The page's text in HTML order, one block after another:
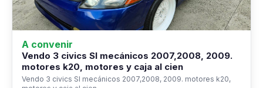
A convenir
Vendo 3 civics SI mecánicos 2007,2008, 2009.
motores k20, motores y caja al cien
Vendo 3 civics SI mecánicos 2007,2008, 2009. motores k20,